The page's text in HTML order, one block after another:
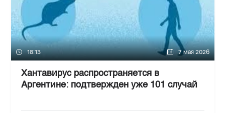
18:13 7 мая 2026
Хантавирус распространяется в
Аргентине: подтвержден уже 101 случай